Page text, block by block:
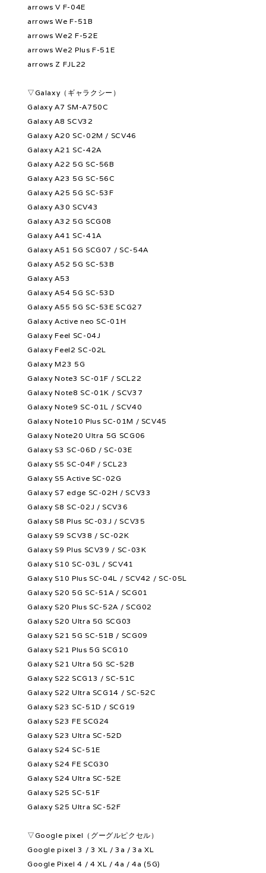
arrows V F-04E
arrows We F-51B
arrows We2 F-52E
arrows We2 Plus F-51E
arrows Z FJL22
▽Galaxy（ギャラクシー）
Galaxy A7 SM-A750C
Galaxy A8 SCV32
Galaxy A20 SC-02M / SCV46
Galaxy A21 SC-42A
Galaxy A22 5G SC-56B
Galaxy A23 5G SC-56C
Galaxy A25 5G SC-53F
Galaxy A30 SCV43
Galaxy A32 5G SCG08
Galaxy A41 SC-41A
Galaxy A51 5G SCG07 / SC-54A
Galaxy A52 5G SC-53B
Galaxy A53
Galaxy A54 5G SC-53D
Galaxy A55 5G SC-53E SCG27
Galaxy Active neo SC-01H
Galaxy Feel SC-04J
Galaxy Feel2 SC-02L
Galaxy M23 5G
Galaxy Note3 SC-01F / SCL22
Galaxy Note8 SC-01K / SCV37
Galaxy Note9 SC-01L / SCV40
Galaxy Note10 Plus SC-01M / SCV45
Galaxy Note20 Ultra 5G SCG06
Galaxy S3 SC-06D / SC-03E
Galaxy S5 SC-04F / SCL23
Galaxy S5 Active SC-02G
Galaxy S7 edge SC-02H / SCV33
Galaxy S8 SC-02J / SCV36
Galaxy S8 Plus SC-03J / SCV35
Galaxy S9 SCV38 / SC-02K
Galaxy S9 Plus SCV39 / SC-03K
Galaxy S10 SC-03L / SCV41
Galaxy S10 Plus SC-04L / SCV42 / SC-05L
Galaxy S20 5G SC-51A / SCG01
Galaxy S20 Plus SC-52A / SCG02
Galaxy S20 Ultra 5G SCG03
Galaxy S21 5G SC-51B / SCG09
Galaxy S21 Plus 5G SCG10
Galaxy S21 Ultra 5G SC-52B
Galaxy S22 SCG13 / SC-51C
Galaxy S22 Ultra SCG14 / SC-52C
Galaxy S23 SC-51D / SCG19
Galaxy S23 FE SCG24
Galaxy S23 Ultra SC-52D
Galaxy S24 SC-51E
Galaxy S24 FE SCG30
Galaxy S24 Ultra SC-52E
Galaxy S25 SC-51F
Galaxy S25 Ultra SC-52F
▽Google pixel（グーグルピクセル）
Google pixel 3 / 3 XL / 3a / 3a XL
Google Pixel 4 / 4 XL / 4a / 4a (5G)